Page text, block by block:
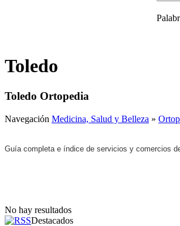
Toledo
Toledo Ortopedia
Navegación Medicina, Salud y Belleza »
Guía completa e índice de servicios y comercios
No hay resultados
Destacados